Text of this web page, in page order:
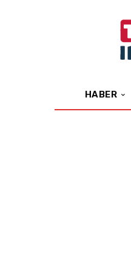
HABER